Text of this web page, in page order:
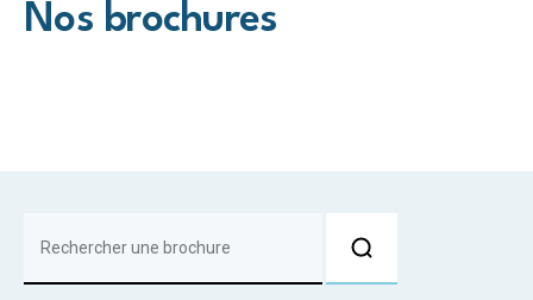
Nos brochures